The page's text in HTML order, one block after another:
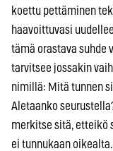
koettu pettäminen
haavoittuvasi
tämä orastava suhde
tarvitsee jossakin
nimillä: Mitä tunnen
Aletaanko
merkitse sitä, etteikö
ei tunnukaan